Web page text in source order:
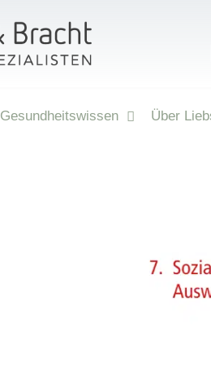
Gesundheitswissen Über